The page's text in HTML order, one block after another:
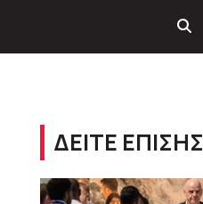
ΔΕΙΤΕ ΕΠΙΣΗΣ